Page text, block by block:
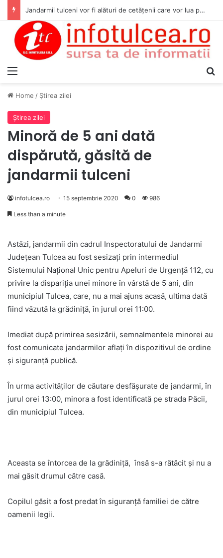
Jandarmii tulceni vor fi alături de cetățenii care vor lua parte la Festivalul Folk Țestos
Home / Ştirea zilei
Ştirea zilei
Minoră de 5 ani dată
dispărută, găsită de
jandarmii tulceni
infotulcea.ro 15 septembrie 2020 0 986
Less than a minute
Astăzi, jandarmii din cadrul Inspectoratului de Jandarmi
Județean Tulcea au fost sesizați prin intermediul
Sistemului Naţional Unic pentru Apeluri de Urgență 112, cu
privire la dispariția unei minore în vârstă de 5 ani, din
municipiul Tulcea, care, nu a mai ajuns acasă, ultima dată
fiind văzută la grădiniţă, în jurul orei 11:00.
Imediat după primirea sesizării, semnalmentele minorei au
fost comunicate jandarmilor aflați în dispozitivul de ordine
și siguranță publică.
În urma activităților de căutare desfășurate de jandarmi, în
jurul orei 13:00, minora a fost identificată pe strada Păcii,
din municipiul Tulcea.
Aceasta se întorcea de la grădiniță, însă s-a rătăcit și nu a
mai găsit drumul către casă.
Copilul găsit a fost predat în siguranță familiei de către
oamenii legii.